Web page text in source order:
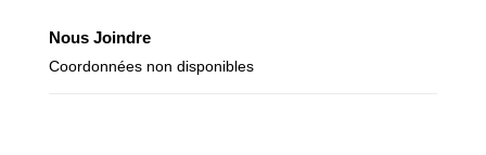
Nous Joindre
Coordonnées non disponibles